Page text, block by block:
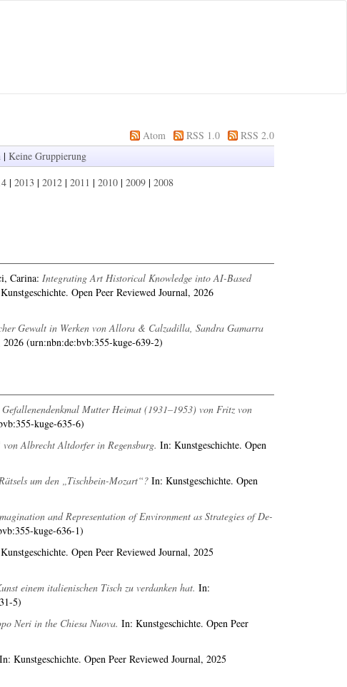
Atom
RSS 1.0
RSS 2.0
| Keine Gruppierung
| 2013 | 2012| 2011 | 2010| 2009| 2008
Carina: Integrating Art Historical Knowledge into AI-Based
Open Peer Reviewed Journal, 2026
Gewalt in Werken von Allora & Calzadilla, Sandra Gamarra
(urn:nbn:de:bvb:355-kuge-639-2)
Mutter Heimat (1931–1953) von Fritz von
kuge-635-6)
Albrecht Altdorfer in Regensburg. In: Kunstgeschichte. Open
um den „Tischbein-Mozart“?In: Kunstgeschichte. Open
and Representation of Environment as Strategies of De-
kuge-636-1)
Open Peer Reviewed Journal, 2025
einem italienischen Tisch zu verdanken hat. In:
5)
Neri in the Chiesa Nuova. In: Kunstgeschichte. Open Peer
In: Kunstgeschichte. Open Peer Reviewed Journal, 2025